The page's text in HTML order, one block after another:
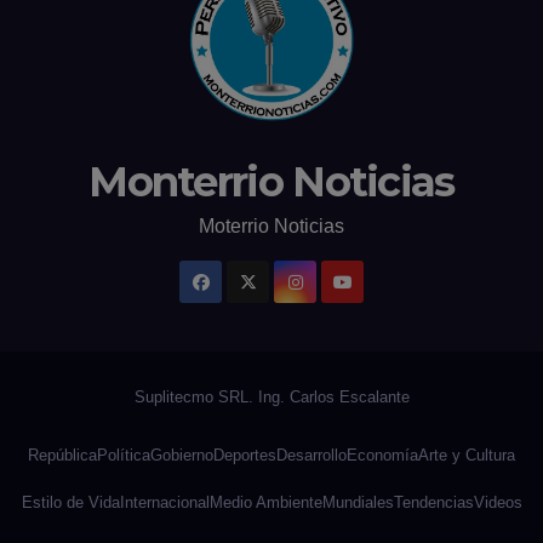
Monterrio Noticias
Moterrio Noticias
RepúblicaPolíticaGobiernoDeportes DesarrolloEconomíaArte y Cultura
Estilo de VidaInternacional Medio AmbienteMundialesTendenciasVideos